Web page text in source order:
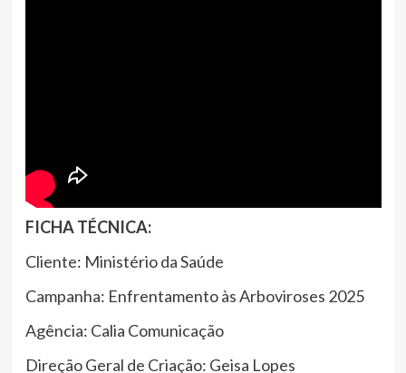
FICHA TÉCNICA:
Cliente: Ministério da Saúde
Campanha: Enfrentamento às Arboviroses 2025
Agência: Calia Comunicação
Direção Geral de Criação: Geisa Lopes